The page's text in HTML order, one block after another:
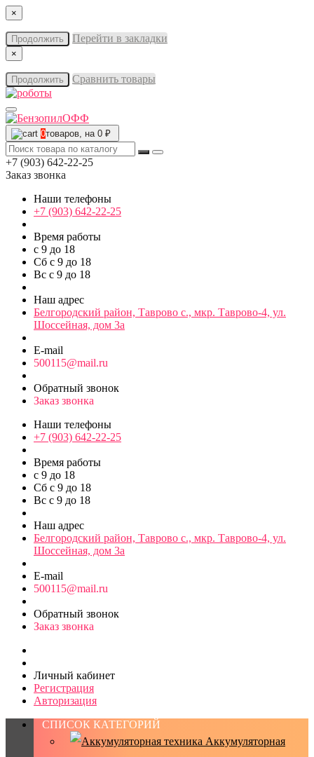
×
Продолжить Перейти в закладки
×
Продолжить Сравнить товары
0товаров, на 0 ₽
+7 (903) 642-22-25
Заказ звонка
Наши телефоны
+7 (903) 642-22-25
Время работы
с 9 до 18
Сб с 9 до 18
Вс с 9 до 18
Наш адрес
Белгородский район, Таврово с., мкр. Таврово-4, ул.
Шоссейная, дом 3а
E-mail
500115@mail.ru
Обратный звонок
Заказ звонка
Наши телефоны
+7 (903) 642-22-25
Время работы
с 9 до 18
Сб с 9 до 18
Вс с 9 до 18
Наш адрес
Белгородский район, Таврово с., мкр. Таврово-4, ул.
Шоссейная, дом 3а
E-mail
500115@mail.ru
Обратный звонок
Заказ звонка
Личный кабинет
Регистрация
Авторизация
СПИСОК КАТЕГОРИЙ
Аккумуляторная